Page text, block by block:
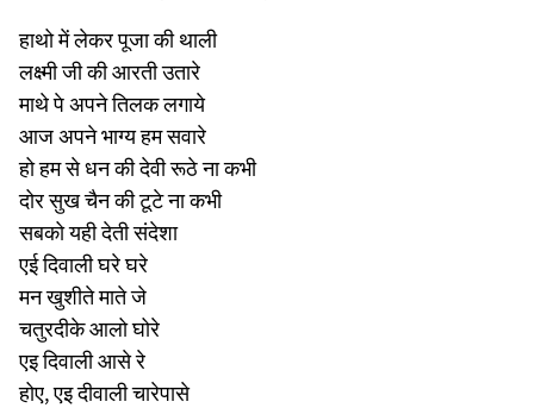
हाथो में लेकर पूजा की थाली
लक्ष्मी जी की आरती उतारे
माथे पे अपने तिलक लगाये
आज अपने भाग्य हम सवारे
हो हम से धन की देवी रूठे ना कभी
दोर सुख चैन की टूटे ना कभी
सबको यही देती संदेशा
एई दिवाली घरे घरे
मन खुशीते माते जे
चतुरदीके आलो घोरे
एइ दिवाली आसे रे
होए, एइ दीवाली चारेपासे